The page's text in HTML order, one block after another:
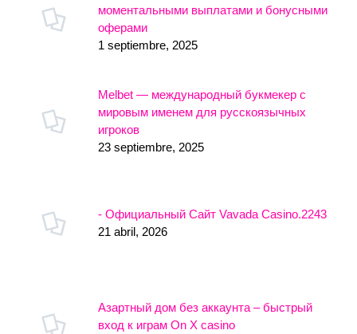
моментальными выплатами и бонусными
оферами
1 septiembre, 2025
Melbet — международный букмекер с
мировым именем для русскоязычных
игроков
23 septiembre, 2025
- Официальный Сайт Vavada Casino.2243
21 abril, 2026
Азартный дом без аккаунта – быстрый
вход к играм On X casino